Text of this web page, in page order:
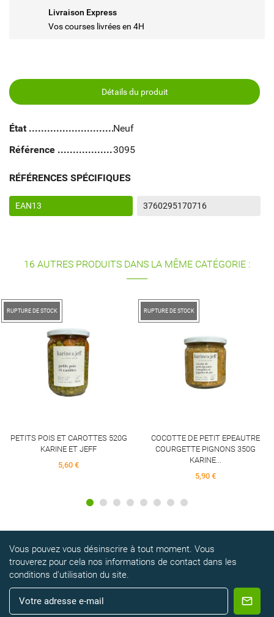
Livraison Express
Vos courses livrées en 4H
Détails du produit
État
Neuf
Référence
3095
RÉFÉRENCES SPÉCIFIQUES
EAN13 3760295170716
16 AUTRES PRODUITS DANS LA MÊME CATÉGORIE :
RUPTURE DE STOCK
PETITS POIS ET CAROTTES 520G
KARINE ET JEFF
5,60 €
RUPTURE DE STOCK
COCOTTE DE PETIT EPEAUTRE
COURGETTE PIGNONS 350G
KARINE...
5,90 €
Vous pouvez vous désinscrire à tout moment. Vous
trouverez pour cela nos informations de contact dans les
conditions d'utilisation du site.